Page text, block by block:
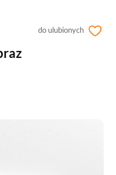
do ulubionych